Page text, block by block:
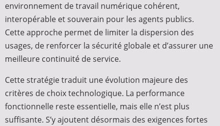
environnement de travail numérique cohérent,
interopérable et souverain pour les agents publics.
Cette approche permet de limiter la dispersion des
usages, de renforcer la sécurité globale et d’assurer une
meilleure continuité de service.
Cette stratégie traduit une évolution majeure des
critères de choix technologique. La performance
fonctionnelle reste essentielle, mais elle n’est plus
suffisante. S’y ajoutent désormais des exigences fortes